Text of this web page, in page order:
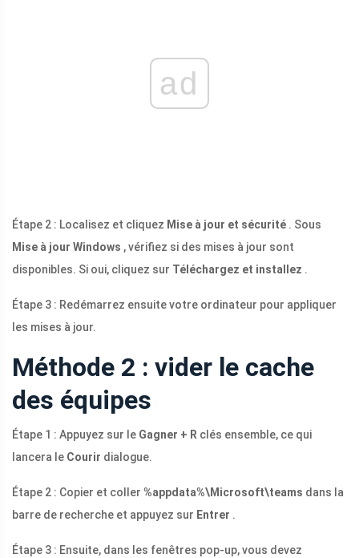
ad
Étape 2 : Localisez et cliquez Mise à jour et sécurité . Sous
Mise à jour Windows , vérifiez si des mises à jour sont
disponibles. Si oui, cliquez sur Téléchargez et installez .
Étape 3 : Redémarrez ensuite votre ordinateur pour appliquer
les mises à jour.
Méthode 2 : vider le cache
des équipes
Étape 1 : Appuyez sur le Gagner + R clés ensemble, ce qui
lancera le Courir dialogue.
Étape 2 : Copier et coller %appdata%\Microsoft\teams dans la
barre de recherche et appuyez sur Entrer .
Étape 3 : Ensuite, dans les fenêtres pop-up, vous devez